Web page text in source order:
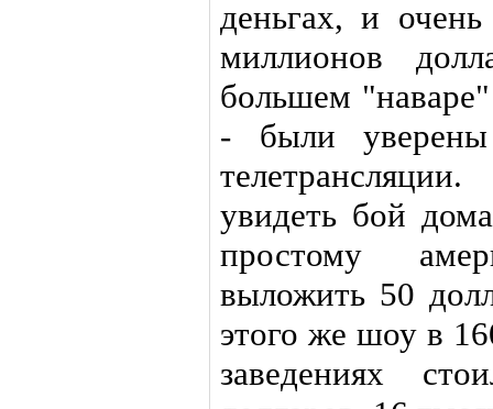
деньгах, и
миллионов
большем
- были уверены
увидеть бой
простому
выложить 50
этого же шоу в
заведениях